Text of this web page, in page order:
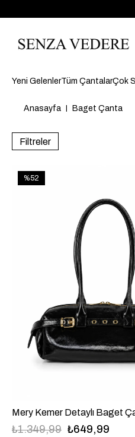
Yeni GelenlerTüm ÇantalarÇok
Anasayfa Baget Çanta
Filtreler
Mery Kemer Detaylı Baget
₺649,99
₺1.349,99
%52